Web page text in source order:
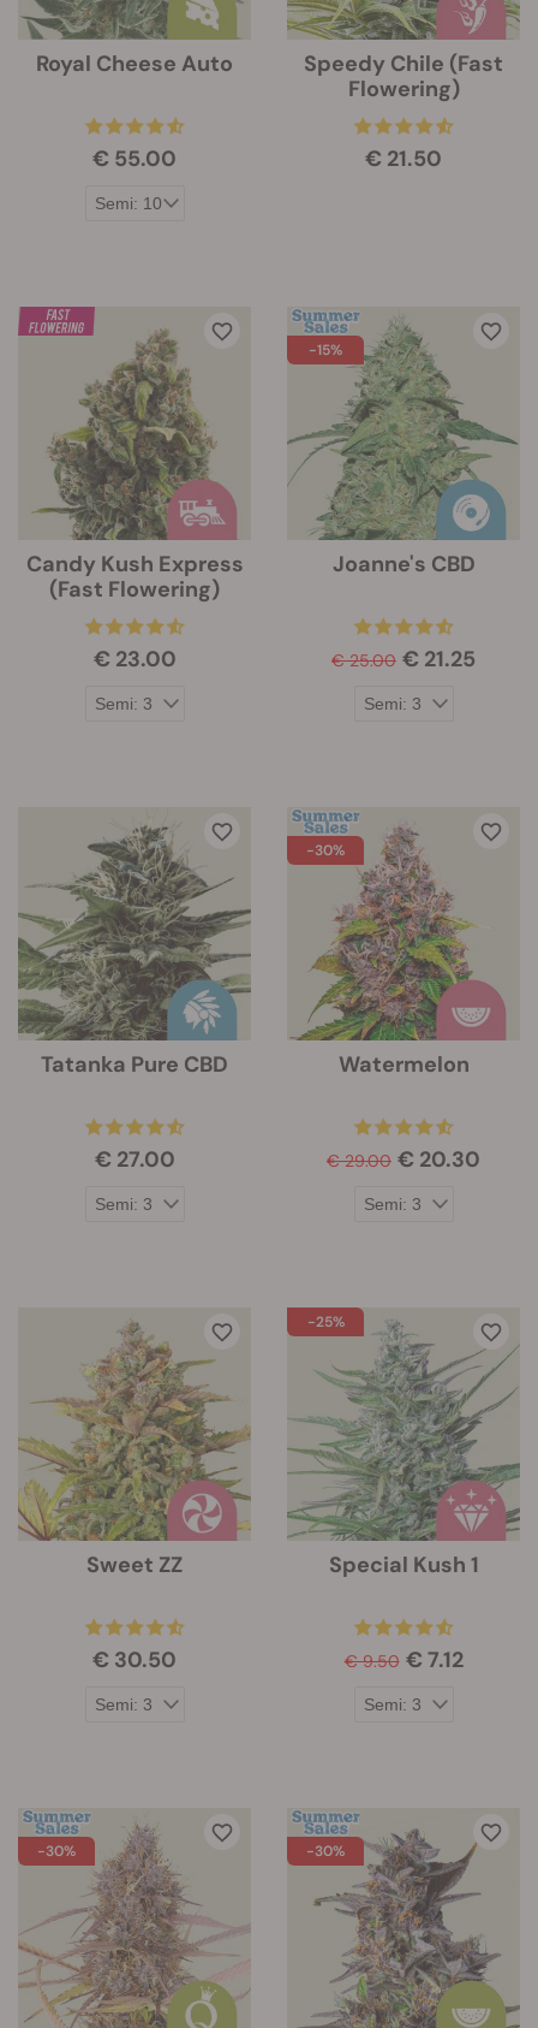
Royal Cheese Auto
€ 55.00
Speedy Chile (Fast
Flowering)
€ 21.50
Candy Kush Express
(Fast Flowering)
€ 23.00
-15%
Joanne's CBD
€ 25.00 € 21.25
Tatanka Pure CBD
€ 27.00
-30%
Watermelon
€ 29.00 € 20.30
Sweet ZZ
€ 30.50
-25%
Special Kush 1
€ 9.50 € 7.12
-30% -30%